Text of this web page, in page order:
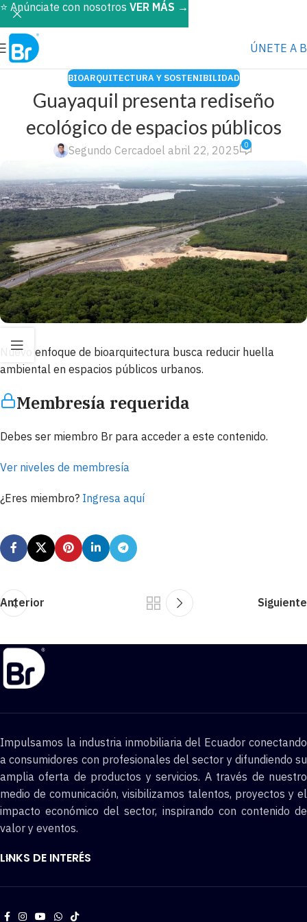
ÚNETE A
BIOARQUITECTURA Y SOSTENIBILIDAD
Guayaquil presenta rediseño
ecológico de espacios públicos
Segundo Cercadoel abril 22, 2025 0
Nuevo enfoque de bioarquitectura busca reducir huella
ambiental en espacios públicos urbanos.
Membresía requerida
Debes ser miembro Br para acceder a este contenido.
Ver niveles de membresía
¿Eres miembro? Ingresa aquí
Anterior Siguiente
Impulsamos la industria inmobiliaria del Ecuador conectando
a consumidores con profesionales del sector y difundiendo su
amplia oferta de productos y servicios. A través de nuestro
medio de comunicación, visibilizamos talentos, proyectos y el
impacto económico del sector, inspirando con contenido de
valor y eventos.
LINKS DE INTERÉS
⭐️ Anúnciate con nosotros VER MÁS →